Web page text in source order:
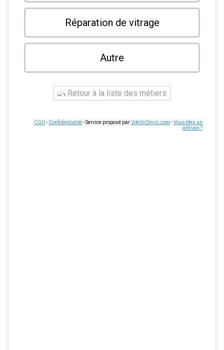
Réparation de vitrage
Autre
Retour à la liste des métiers
CGU - Confidentialité- Service proposé parViteUnDevis.com -Vous êtes un
artisan ?